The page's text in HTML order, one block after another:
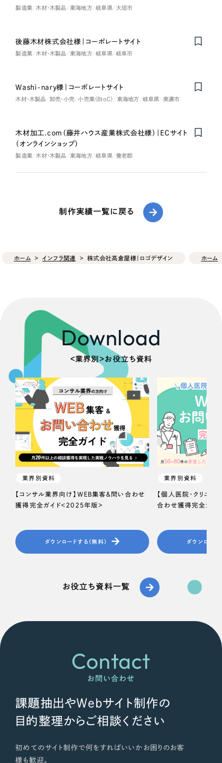
製造業 木材・木製品 東海地方 岐阜県 大垣市
後藤木材株式会社様｜コーポレートサイト
製造業 木材・木製品 東海地方 岐阜県 岐阜市
Washi-nary様｜コーポレートサイト
木材・木製品 卸売・小売 小売業（BtoC） 東海地方 岐阜県 美濃市
木材加工.com（藤井ハウス産業株式会社様）｜ECサイト
（オンラインショップ）
製造業 木材・木製品 東海地方 岐阜県 養老郡
制作実績一覧に戻る
ホーム インフラ関連 株式会社高倉屋様｜ロゴデザイン ホーム
Download
＜業界別＞お役立ち資料
業界別資料
【コンサル業界向け】WEB集客＆問い合わせ
獲得完全ガイド＜2025年版＞
ダウンロードする（無料）
業界別資料
【個人医院・クリニッ
合わせ獲得完全ガイ
ダウンロード
お役立ち資料一覧
Contact
お問い合わせ
課題抽出やWebサイト制作の
目的整理からご相談ください
初めてのサイト制作で何をすればいいかお困りのお客
様も歓迎。